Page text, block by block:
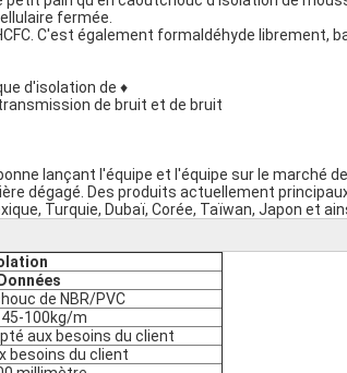
fermée.
C'est également formaldéhyde librement,
d'isolation de ♦
de bruit et de bruit
lançant l'équipe et l'équipe sur le marché
dégagé. Des produits actuellement
Turquie, Dubaï, Corée, Taïwan, Japon et
Données
de NBR/PVC
45-100kg/m
aux besoins du client
besoins du client